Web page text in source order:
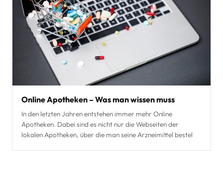
Online Apotheken – Was man wissen muss
In den letzten Jahren entstehen immer mehr Online
Apotheken. Dabei sind es nicht nur die Webseiten der
lokalen Apotheken, über die man seine Arzneimittel bestel